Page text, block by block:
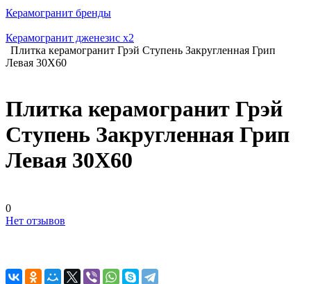
Керамогранит бренды
Керамогранит дженезис x2
Плитка керамогранит Грэй Ступень Закругленная Грип
Левая 30X60
Плитка керамогранит Грэй
Ступень Закругленная Грип
Левая 30X60
0
Нет отзывов